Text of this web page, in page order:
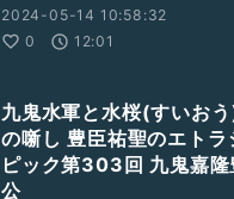
2024-05-14 10:58:32
0
12:01
九鬼水軍と水桜(すいお
の噺し 豊臣祐聖のエトラ
ピック第303回 九鬼嘉隆
公